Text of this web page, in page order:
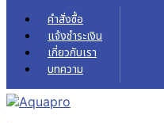
Skip
content
คำสั่งซื้อ
แจ้งชำระเงิน
เกี่ยวกับเรา
บทความ